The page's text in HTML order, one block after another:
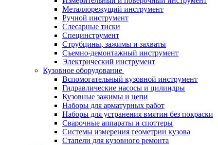
Металлорежущий инструмент
Ручной инструмент
Слесарные тиски
Специнструмент
Струбцины, зажимы и захваты
Съемно-демонтажный инструмент
Электрический инструмент
Кузовное оборудование
Вспомогательный кузовной инструмент
Гидравлические насосы и цилиндры
Кузовные зажимы и цепи
Наборы для арматурных работ
Наборы для устранения вмятин без покраски
Сварочные аппараты и споттеры
Системы измерения геометрии кузова
Стапели для кузовного ремонта